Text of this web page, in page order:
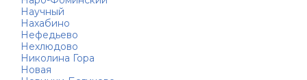
Научный
Нахабино
Нефедьево
Нехлюдово
Николина Гора
Новая